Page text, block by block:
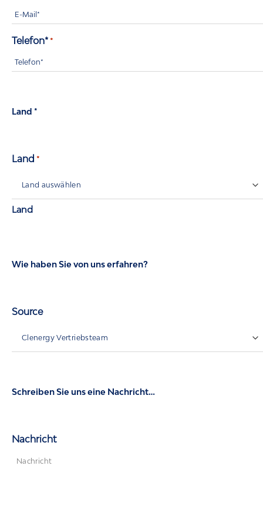
Telefon* *
Land *
Land *
Land
Wie haben Sie von uns erfahren?
Source
Schreiben Sie uns eine Nachricht…
Nachricht